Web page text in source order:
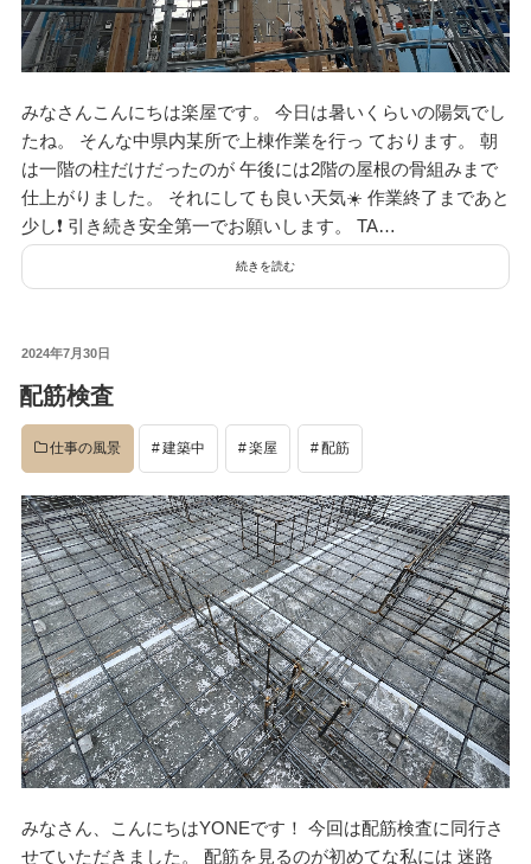
みなさんこんにちは楽屋です。 今日は暑いくらいの陽気でし
たね。 そんな中県内某所で上棟作業を行っ ております。 朝
は一階の柱だけだったのが 午後には2階の屋根の骨組みまで
仕上がりました。 それにしても良い天気☀️ 作業終了まであと
少し❗️ 引き続き安全第一でお願いします。 TA…
続きを読む
投
日:
2024年7月30日
配筋検査
仕事の風景 建築中 楽屋 配筋
みなさん、こんにちはYONEです！ 今回は配筋検査に同行さ
せていただきました。 配筋を見るのが初めてな私には 迷路
資料請求 見楽会